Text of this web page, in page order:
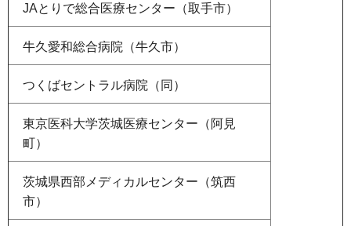
JAとりで総合医療センター（取手市）
牛久愛和総合病院（牛久市）
つくばセントラル病院（同）
東京医科大学茨城医療センター（阿見
町）
茨城県西部メディカルセンター（筑西
市）